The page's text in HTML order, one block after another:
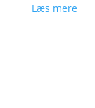
Læs mere